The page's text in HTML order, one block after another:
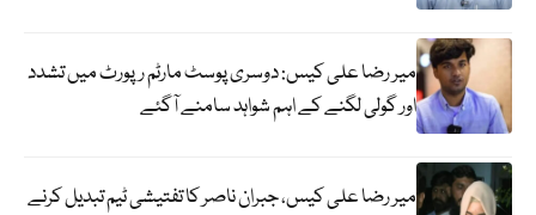
میر رضا علی کیس: دوسری پوسٹ مارٹم رپورٹ میں تشدد
اور گولی لگنے کے اہم شواہد سامنے آگئے
میر رضا علی کیس، جبران ناصر کا تفتیشی ٹیم تبدیل کرنے